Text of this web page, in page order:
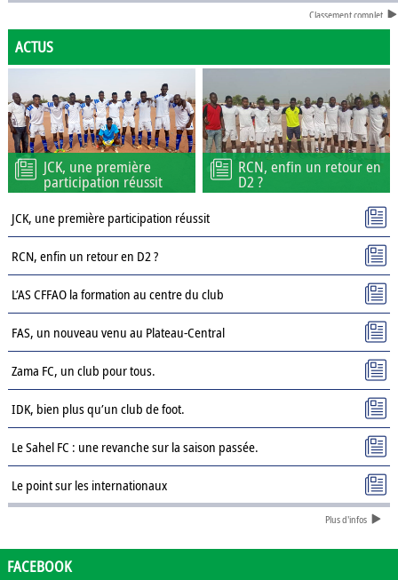
Classement complet
ACTUS
JCK, une première
participation réussit
RCN, enfin un retour en
D2 ?
JCK, une première participation réussit
RCN, enfin un retour en D2 ?
L’AS CFFAO la formation au centre du club
FAS, un nouveau venu au Plateau-Central
Zama FC, un club pour tous.
IDK, bien plus qu’un club de foot.
Le Sahel FC : une revanche sur la saison passée.
Le point sur les internationaux
Présentation des clubs de D3 : ASPC Tenkodogo
Plus d'infos
FACEBOOK